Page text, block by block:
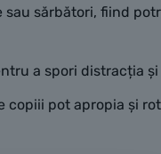
sau sărbători, fiind
a spori distracția
copiii pot apropia și